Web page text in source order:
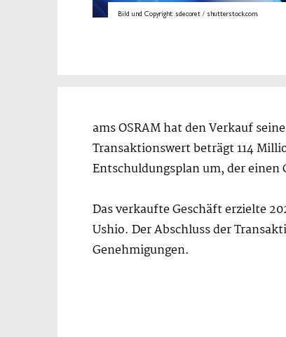
Bild und Copyright: sdecoret / shutterstock.com.
ams OSRAM hat den Verkauf
Transaktionswert beträgt 114
Entschuldungsplan um, der
Das verkaufte Geschäft erzielte
Ushio. Der Abschluss der
Genehmigungen.